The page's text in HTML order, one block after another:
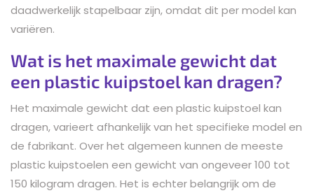
daadwerkelijk stapelbaar zijn, omdat dit per model kan
variëren.
Wat is het maximale gewicht dat
een plastic kuipstoel kan dragen?
Het maximale gewicht dat een plastic kuipstoel kan
dragen, varieert afhankelijk van het specifieke model en
de fabrikant. Over het algemeen kunnen de meeste
plastic kuipstoelen een gewicht van ongeveer 100 tot
150 kilogram dragen. Het is echter belangrijk om de